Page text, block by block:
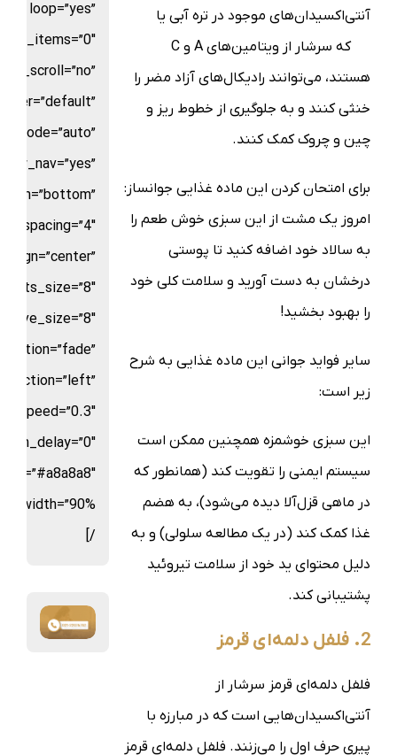
آنتی‌اکسیدان‌های موجود در تره آبی یا
که سرشار از ویتامین‌های A و C
هستند، می‌توانند رادیکال‌های آزاد مضر را
خنثی کنند و به جلوگیری از خطوط ریز و
چین و چروک کمک کنند.
برای امتحان کردن این ماده غذایی جوانساز:
امروز یک مشت از این سبزی خوش طعم را
به سالاد خود اضافه کنید تا پوستی
درخشان به دست آورید و سلامت کلی خود
را بهبود بخشید!
سایر فواید جوانی این ماده غذایی به شرح
زیر است:
این سبزی خوشمزه همچنین ممکن است
سیستم ایمنی را تقویت کند (همانطور که
در ماهی قزل‌آلا دیده می‌شود)، به هضم
غذا کمک کند (در یک مطالعه سلولی) و به
دلیل محتوای ید خود از سلامت تیروئید
پشتیبانی کند.
2. فلفل دلمه‌ای قرمز
فلفل دلمه‌ای قرمز سرشار از
آنتی‌اکسیدان‌هایی است که در مبارزه با
پیری حرف اول را می‌زنند. فلفل دلمه‌ای قرمز
loop=”yes”
dots_size=”8″
/]